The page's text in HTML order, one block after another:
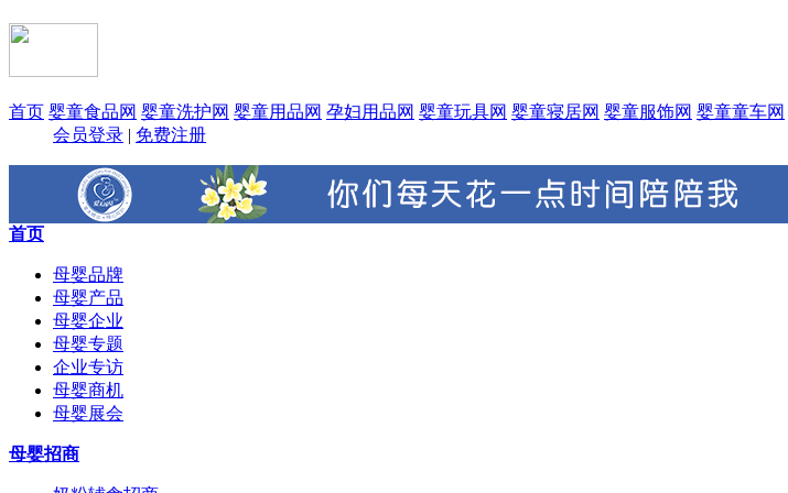
首页 婴童食品网 婴童洗护网 婴童用品网 孕妇用品网 婴童玩具网 婴童寝居网 婴童服饰网 婴童童车网
会员登录 | 免费注册
首页
母婴品牌
母婴产品
母婴企业
母婴专题
企业专访
母婴商机
母婴展会
母婴招商